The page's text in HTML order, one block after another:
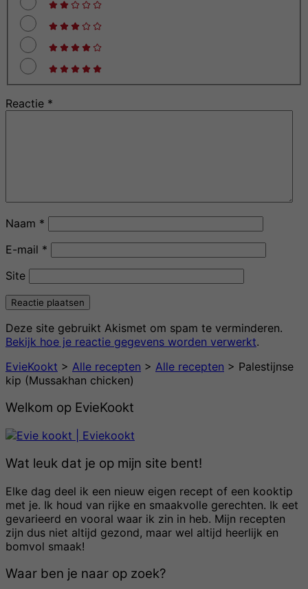
Reactie *
Naam *
E-mail *
Site
Deze site gebruikt Akismet om spam te verminderen.
Bekijk hoe je reactie gegevens worden verwerkt.
EvieKookt > Alle recepten > Alle recepten > Palestijnse
kip (Mussakhan chicken)
Welkom op EvieKookt
Wat leuk dat je op mijn site bent!
Elke dag deel ik een nieuw eigen recept of een kooktip
met je. Ik houd van rijke en smaakvolle gerechten. Ik eet
gevarieerd en vooral waar ik zin in heb. Mijn recepten
zijn dus niet altijd gezond, maar wel altijd heerlijk en
bomvol smaak!
Waar ben je naar op zoek?